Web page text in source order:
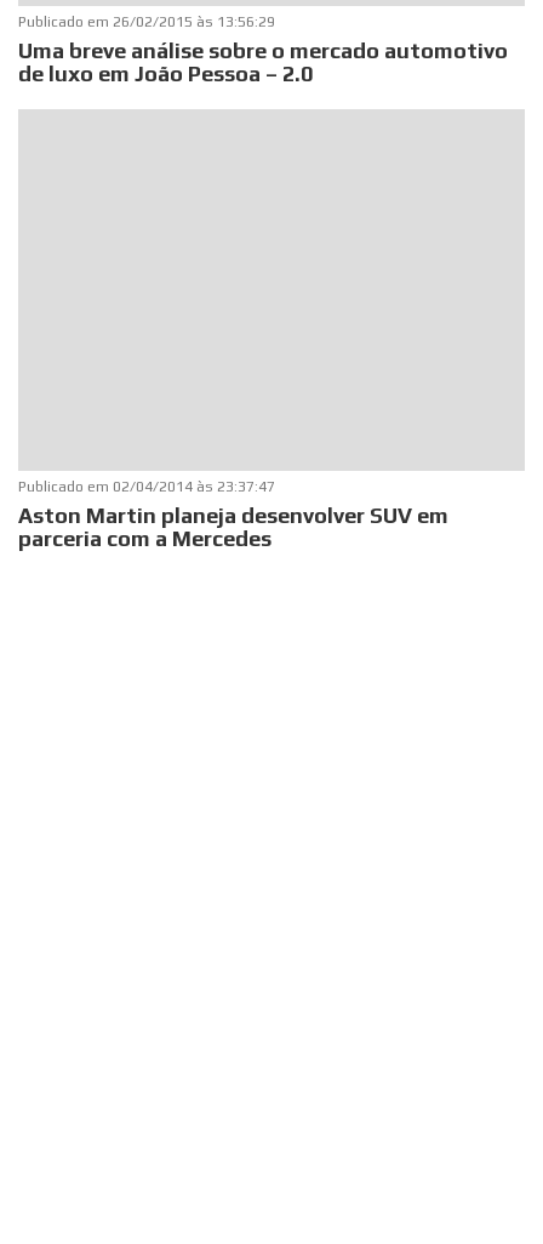
Publicado em 26/02/2015 às 13:56:29
Uma breve análise sobre o mercado automotivo
de luxo em João Pessoa – 2.0
Publicado em 02/04/2014 às 23:37:47
Aston Martin planeja desenvolver SUV em
parceria com a Mercedes